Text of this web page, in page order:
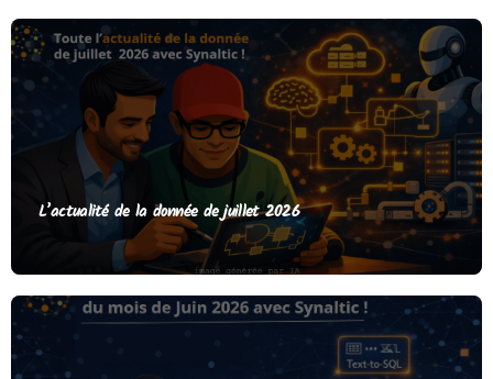
L’actualité de la donnée de juillet 2026